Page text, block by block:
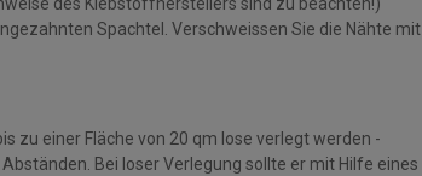
des Klebstoffherstellers sind zu beachten!)
Spachtel. Verschweissen Sie die Nähte mit
zu einer Fläche von 20 qm lose verlegt werden -
Bei loser Verlegung sollte er mit Hilfe eines